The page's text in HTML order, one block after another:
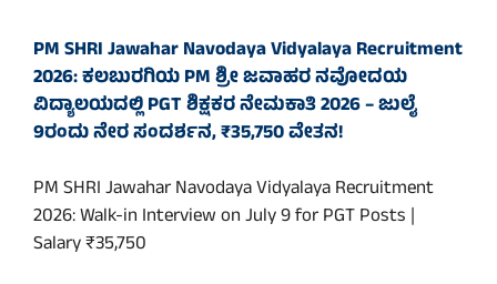
PM SHRI Jawahar Navodaya Vidyalaya Recruitment
2026: ಕಲಬುರಗಿಯ PM ಶ್ರೀ ಜವಾಹರ ನವೋದಯ
ವಿದ್ಯಾಲಯದಲ್ಲಿ PGT ಶಿಕ್ಷಕರ ನೇಮಕಾತಿ 2026 – ಜುಲೈ
9ರಂದು ನೇರ ಸಂದರ್ಶನ, ₹35,750 ವೇತನ!
PM SHRI Jawahar Navodaya Vidyalaya Recruitment
2026: Walk-in Interview on July 9 for PGT Posts |
Salary ₹35,750